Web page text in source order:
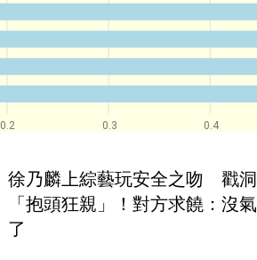
0.2 0.3 0.4
徐乃麟上綜藝玩安全之吻　戳洞
「抱頭狂親」！對方求饒：沒氣
了